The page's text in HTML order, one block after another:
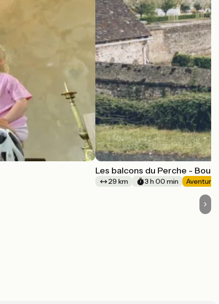
Les balcons du Perche -
29 km 3 h 00 min Aventure